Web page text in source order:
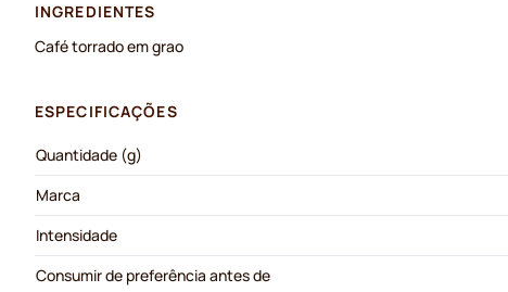
INGREDIENTES
Café torrado em grao
ESPECIFICAÇÕES
Quantidade (g)
Marca
Intensidade
Consumir de preferência antes de